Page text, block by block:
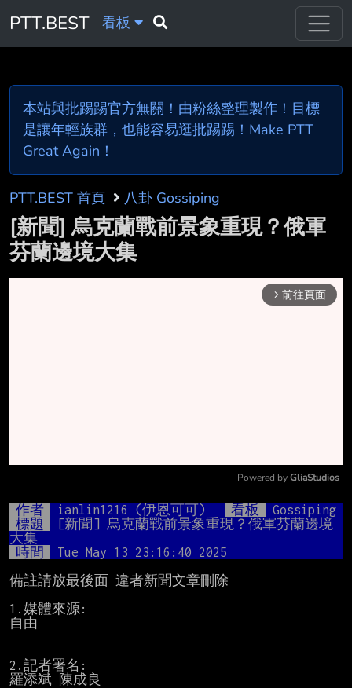
PTT.BEST 看板
本站與批踢踢官方無關！由粉絲整理製作！目標
是讓年輕族群，也能容易逛批踢踢！Make PTT
Great Again！
PTT.BEST 首頁 八卦 Gossiping
[新聞] 烏克蘭戰前景象重現？俄軍
芬蘭邊境大集
arrow_forward_ios 前往頁面
Mute
Powered by GliaStudios
作者 ianlin1216 (伊恩可可) 看板
Gossiping
標題
[新聞] 烏克蘭戰前景象重現？俄軍芬蘭邊境
大集
時間
Tue May 13 23:16:40 2025
備註請放最後面 違者新聞文章刪除
1.媒體來源:
自由
2.記者署名:
羅添斌 陳成良